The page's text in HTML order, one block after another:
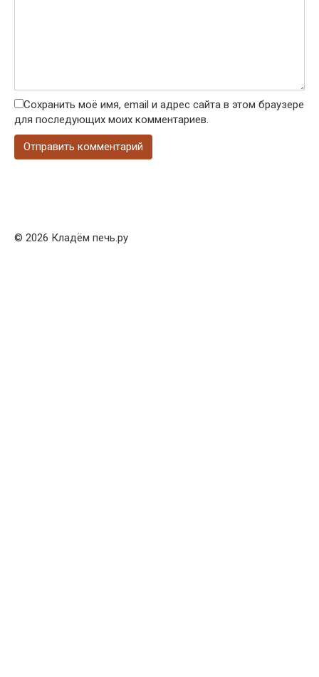
Сохранить моё имя, email и адрес сайта в этом браузере
для последующих моих комментариев.
© 2026 Кладём печь.ру